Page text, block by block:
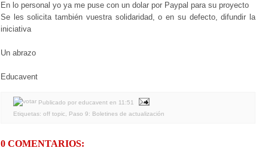
En lo personal yo ya me puse con un dolar por Paypal para su proyecto
Se les solicita también vuestra solidaridad, o en su defecto, difundir la
iniciativa
Un abrazo
Educavent
Publicado por educavent en 11:51
Etiquetas: off topic Paso 9: Boletines de actualización
0 COMENTARIOS: